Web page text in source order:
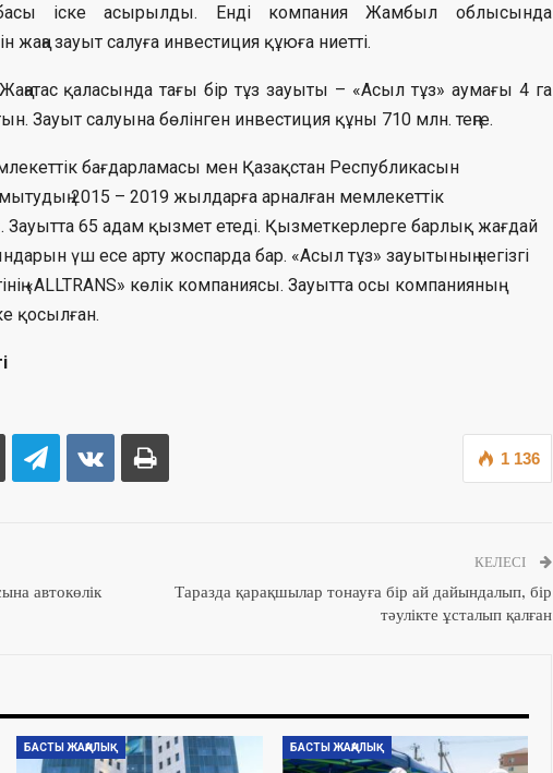
іске асырылды. Енді компания Жамбыл облысында
жаңа зауыт салуға инвестиция құюға ниетті.
Жаңатас қаласында тағы бір тұз зауыты – «Асыл тұз» аумағы 4 га
Зауыт салуына бөлінген инвестиция құны 710 млн. теңге.
бағдарламасы мен Қазақстан Республикасын
2015 – 2019 жылдарға арналған мемлекеттік
65 адам қызмет етеді. Қызметкерлерге барлық жағдай
үш есе арту жоспарда бар. «Асыл тұз» зауытының негізгі
«ALLTRANS» көлік компаниясы. Зауытта осы компанияның
қосылған.
1 136
автокөлік
КЕЛЕСІ
Таразда қарақшылар тонауға бір ай дайындалып, бір
тәулікте ұсталып қалған
БАСТЫ ЖАҢАЛЫҚ БАСТЫ ЖАҢАЛЫҚ